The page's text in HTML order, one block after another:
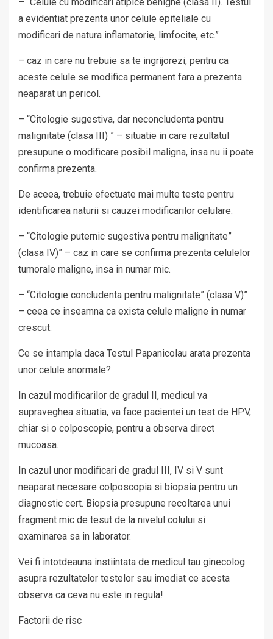
– “Celule cu modificari atipice benigne (clasa II). Testul
a evidentiat prezenta unor celule epiteliale cu
modificari de natura inflamatorie, limfocite, etc.”
– caz in care nu trebuie sa te ingrijorezi, pentru ca
aceste celule se modifica permanent fara a prezenta
neaparat un pericol.
– “Citologie sugestiva, dar neconcludenta pentru
malignitate (clasa III) ” – situatie in care rezultatul
presupune o modificare posibil maligna, insa nu ii poate
confirma prezenta.
De aceea, trebuie efectuate mai multe teste pentru
identificarea naturii si cauzei modificarilor celulare.
– “Citologie puternic sugestiva pentru malignitate”
(clasa IV)” – caz in care se confirma prezenta celulelor
tumorale maligne, insa in numar mic.
– “Citologie concludenta pentru malignitate” (clasa V)”
– ceea ce inseamna ca exista celule maligne in numar
crescut.
Ce se intampla daca Testul Papanicolau arata prezenta
unor celule anormale?
In cazul modificarilor de gradul II, medicul va
supraveghea situatia, va face pacientei un test de HPV,
chiar si o colposcopie, pentru a observa direct
mucoasa.
In cazul unor modificari de gradul III, IV si V sunt
neaparat necesare colposcopia si biopsia pentru un
diagnostic cert. Biopsia presupune recoltarea unui
fragment mic de tesut de la nivelul colului si
examinarea sa in laborator.
Vei fi intotdeauna instiintata de medicul tau ginecolog
asupra rezultatelor testelor sau imediat ce acesta
observa ca ceva nu este in regula!
Factorii de risc